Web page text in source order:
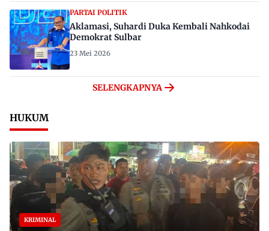
PARTAI POLITIK
Aklamasi, Suhardi Duka Kembali Nahkodai
Demokrat Sulbar
23 Mei 2026
SELENGKAPNYA
HUKUM
KRIMINAL